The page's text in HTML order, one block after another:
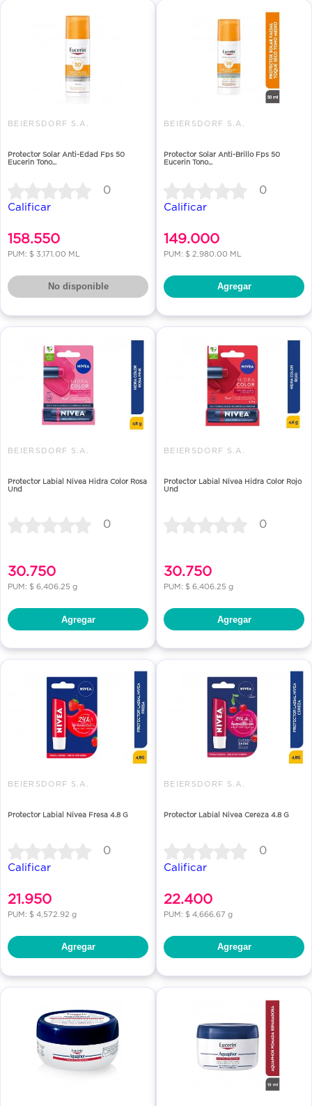
BEIERSDORF S.A.
Protector Solar Anti-Edad Fps 50
Eucerin Tono...
0
Calificar
158.550
PUM: $ 3,171.00 ML
No disponible
BEIERSDORF S.A.
Protector Solar Anti-Brillo Fps 50
Eucerin Tono...
0
Calificar
149.000
PUM: $ 2,980.00 ML
Agregar
BEIERSDORF S.A.
Protector Labial Nivea Hidra Color Rosa
Und
0
30.750
PUM: $ 6,406.25 g
Agregar
BEIERSDORF S.A.
Protector Labial Nivea Hidra Color Rojo
Und
0
30.750
PUM: $ 6,406.25 g
Agregar
BEIERSDORF S.A.
Protector Labial Nivea Fresa 4.8 G
0
Calificar
21.950
PUM: $ 4,572.92 g
Agregar
BEIERSDORF S.A.
Protector Labial Nivea Cereza 4.8 G
0
Calificar
22.400
PUM: $ 4,666.67 g
Agregar